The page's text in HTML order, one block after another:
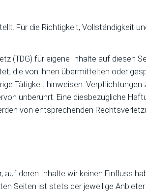
Für die Richtigkeit, Vollständigkeit
(TDG) für eigene Inhalte auf diesen
die von ihnen übermittelten oder
Tätigkeit hinweisen. Verpflichtungen
unberührt. Eine diesbezügliche
von entsprechenden
deren Inhalte wir keinen Einfluss
Seiten ist stets der jeweilige